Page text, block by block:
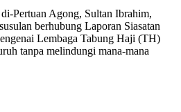
Pertuan Agong, Sultan Ibrahim,
berhubung Laporan Siasatan
Lembaga Tabung Haji (TH)
tanpa melindungi mana-mana